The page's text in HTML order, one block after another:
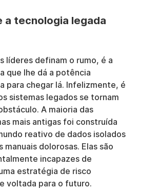
a tecnologia legada
líderes definam o rumo, é a
que lhe dá a potência
para chegar lá. Infelizmente, é
sistemas legados se tornam
A maioria das
mais antigas foi construída
reativo de dados isolados
manuais dolorosas. Elas são
incapazes de
estratégia de risco
voltada para o futuro.